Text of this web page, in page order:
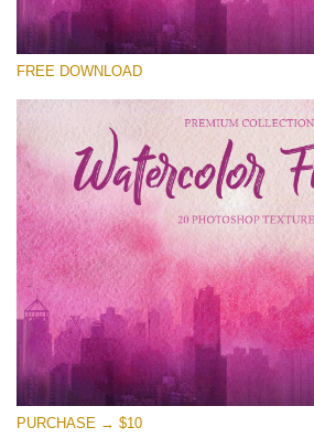
Please select
Small 800*533px
Watercolor Fuchsia
(20 Overlays)
Large 6000*4000px
Entire Collection
(1783 Overlays)
Large 6000*4000px
Free download
FREE DOWNLOAD
PURCHASE → $10